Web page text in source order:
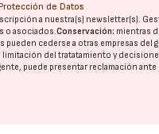
de Datos
a nuestra(s) newsletter(s).
o asociados.Conservación: mientras
pueden cederse a otras empresas del
del tratatamiento y
puede presentar reclamación ante